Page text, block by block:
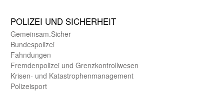
POLIZEI UND SICHER­HEIT
Gemein­sam.Sicher
Bundes­polizei
Fahndungen
Fremdenpolizei und Grenzkontrollwesen
Krisen- und Katastrophen­management
Polizeisport